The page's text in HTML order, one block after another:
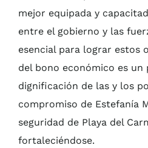
mejor equipada y
entre el gobierno y las
esencial para lograr estos
del bono económico es un
dignificación de las y los
compromiso de Estefanía
seguridad de Playa del
fortaleciéndose.